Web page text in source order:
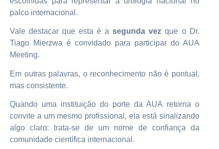
palco internacional.
Vale destacar que esta é asegunda vez que o Dr.
Tiago Mierzwa é convidado para participar do AUA
Meeting.
Em outras palavras, o reconhecimento não é pontual,
mas consistente.
Quando uma instituição do porte da AUA retorna o
convite a um mesmo profissional, ela está sinalizando
algo claro: trata-se de um nome de confiança da
comunidade científica internacional.